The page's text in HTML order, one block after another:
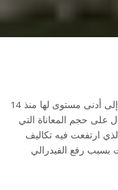
في الولايات المتحدة إلى أدنى مستوى لها منذ 14
على حجم المعاناة التي
ارتفعت فيه تكاليف
رفع الفيدرالي